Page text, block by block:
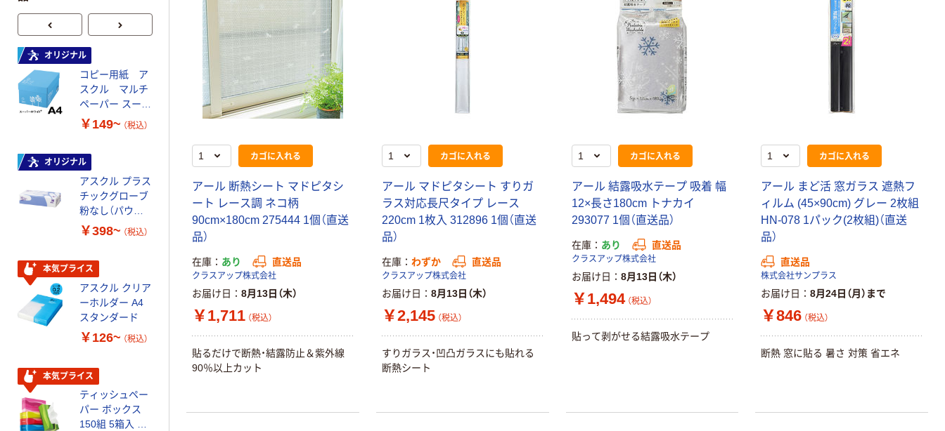
カゴに入れる
アール 断熱シート マドピタシ
ート レース調 ネコ柄
90cm×180cm 275444 1個（直送
品）
在庫 あり 直送品
クラスアップ株式会社
お届け日 8月13日（木）
￥1,711 （税込）
貼るだけで断熱・結露防止＆紫外線
90％以上カット
カゴに入れる
アール マドピタシート すりガ
ラス対応長尺タイプ レース
220cm 1枚入 312896 1個（直送
品）
在庫 わずか 直送品
クラスアップ株式会社
お届け日 8月13日（木）
￥2,145 （税込）
すりガラス・凹凸ガラスにも貼れる
断熱シート
カゴに入れる
アール 結露吸水テープ 吸着 幅
12×長さ180cm トナカイ
293077 1個（直送品）
在庫 あり 直送品
クラスアップ株式会社
お届け日 8月13日（木）
￥1,494 （税込）
貼って剥がせる結露吸水テープ
カゴに入れる
アール まど活 窓ガラス 遮熱フ
ィルム (45×90cm) グレー 2枚組
HN-078 1パック(2枚組)（直送
品）
直送品
株式会社サンプラス
お届け日 8月24日（月）まで
￥846 （税込）
断熱 窓に貼る 暑さ 対策 省エネ
オリジナル
コピー用紙 ア
スクル マルチ
ペーパー スーパ
ーホワイト+
￥149~ （税込）
オリジナル
アスクル プラス
チックグローブ
粉なし（パウダ
ーフリー）
￥398~ （税込）
本気プライス
アスクル クリア
ーホルダー A4
スタンダード
￥126~ （税込）
本気プライス
ティッシュペー
パー ボックス
150組 5箱入 ア
オリジナル
コピー用紙 マ
ルチペーパー
スーパーエコノ
ミー+
本気プライス
トイレットペー
パー ダブル60
ｍ 再生紙
100% 6ロール
芯あり FSC認
証
本気プライス
アスクル 耳にや
いマスク
￥458~ （税込）
本気プライス
本気プライス
嬬恋銘水 ナチュ
ラルミネラルウ
ォーター 500ml
キャップシール
付き／2Lラベル
レス 10本
￥1,037~
（税込）
オリジナル
スズラン 酒精綿
G バルクタイプ
￥140~ （税込）
ウダーフリー）
ペーパータオル
小判・シングル
再生紙 200枚
FSC認証紙 アス
クルオリジナル
本気プライス
パー ボックス
モカ 200組 5個
アスクル オリジ
￥428~ （税込）
本気プライス
トイレシート
オリジナル
本気プライス
【ガムテープ】ア
スクル 現場のチ
カラ 厚さ
オリジナル
オリジナル
アスクル プラス
チックグローブ
粉なし（パウダ
ーフリー）
￥398~
本気プライス
アスクル クリア
￥126~ （税込）